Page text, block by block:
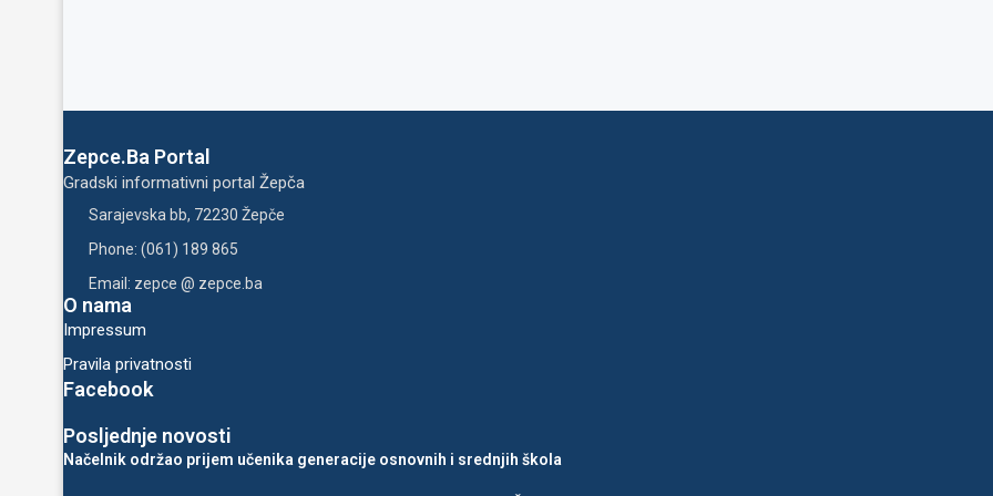
Zepce.Ba Portal
Gradski informativni portal Žepča
Sarajevska bb, 72230 Žepče
Phone: (061) 189 865
Email: zepce @ zepce.ba
O nama
Impressum
Pravila privatnosti
Facebook
Posljednje novosti
Načelnik održao prijem učenika generacije osnovnih i srednjih škola